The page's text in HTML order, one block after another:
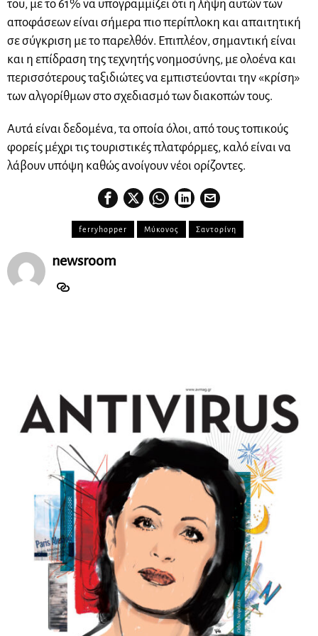
του, με το 61% να υπογραμμίζει ότι η λήψη αυτών των
αποφάσεων είναι σήμερα πιο περίπλοκη και απαιτητική
σε σύγκριση με το παρελθόν. Επιπλέον, σημαντική είναι
και η επίδραση της τεχνητής νοημοσύνης, με ολοένα και
περισσότερους ταξιδιώτες να εμπιστεύονται την «κρίση»
των αλγορίθμων στο σχεδιασμό των διακοπών τους.
Αυτά είναι δεδομένα, τα οποία όλοι, από τους τοπικούς
φορείς μέχρι τις τουριστικές πλατφόρμες, καλό είναι να
λάβουν υπόψη καθώς ανοίγουν νέοι ορίζοντες.
ferryhopper Μύκονος Σαντορίνη
newsroom